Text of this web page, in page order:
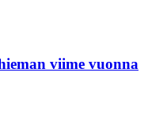
viime vuonna